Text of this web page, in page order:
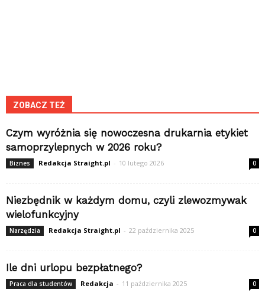
ZOBACZ TEŻ
Czym wyróżnia się nowoczesna drukarnia etykiet
samoprzylepnych w 2026 roku?
Biznes Redakcja Straight.pl - 10 lutego 2026 0
Niezbędnik w każdym domu, czyli zlewozmywak
wielofunkcyjny
Narzędzia Redakcja Straight.pl - 22 października 2025 0
Ile dni urlopu bezpłatnego?
Praca dla studentów Redakcja - 11 października 2025 0